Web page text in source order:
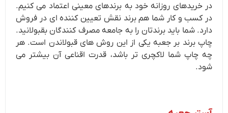
در خریدهای روزانه خود به برندهای معینی اعتماد می کنیم.
در کسب و کار شما هم برند نقش تعیین کننده ای در فروش
دارد. شما باید برندتان را به جامعه مصرف کنندگان بقبولانید.
چاپ برند بر جعبه یکی از این روش های قبولاندن است. هر
چه چاپ شما لاکچری تر باشد، قدرت اقناعی آن بیشتر می
شود.